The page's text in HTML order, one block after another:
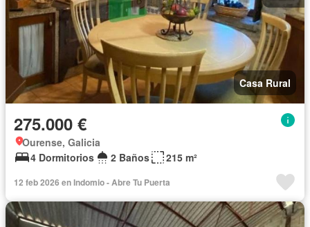
Casa Rural
275.000 €
Ourense, Galicia
4 Dormitorios
2 Baños 215 m²
12 feb 2026 en Indomio - Abre Tu Puerta